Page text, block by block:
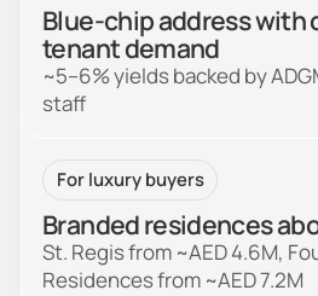
Blue-chip address with
tenant demand
~5–6% yields backed by
staff
For luxury buyers
Branded residences
St. Regis from ~AED 4.6M,
Residences from ~AED 7.2M